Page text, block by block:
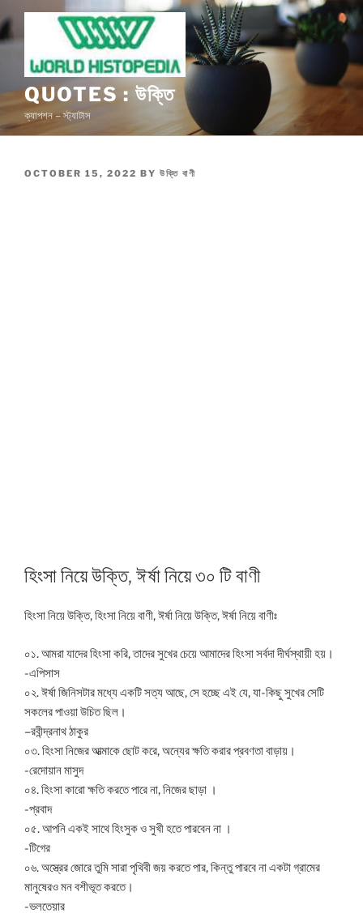
to
content
QUOTES : উক্তি
ক্যাপশন – স্ট্যাটাস
POSTED
OCTOBER 15, 2022 BY উক্তি বাণী
হিংসা নিয়ে উক্তি, ঈর্ষা নিয়ে ৩০ টি বাণী
হিংসা নিয়ে উক্তি, হিংসা নিয়ে বাণী, ঈর্ষা নিয়ে উক্তি, ঈর্ষা নিয়ে বাণীঃ
০১. আমরা যাদের হিংসা করি, তাদের সুখের চেয়ে আমাদের হিংসা সর্বদা দীর্ঘস্থায়ী হয়।
-এপিসাস
০২. ঈর্ষা জিনিসটার মধ্যে একটি সত্য আছে, সে হচ্ছে এই যে, যা-কিছু সুখের সেটি
সকলের পাওয়া উচিত ছিল।
–রবীন্দ্রনাথ ঠাকুর
০৩. হিংসা নিজের আত্মাকে ছোট করে, অন্যের ক্ষতি করার প্রবণতা বাড়ায়।
-রেদোয়ান মাসুদ
০৪. হিংসা কারো ক্ষতি করতে পারে না, নিজের ছাড়া ।
-প্রবাদ
০৫. আপনি একই সাথে হিংসুক ও সুখী হতে পারবেন না ।
-টিগের
০৬. অস্ত্রের জোরে তুমি সারা পৃথিবী জয় করতে পার, কিন্তু পারবে না একটা গ্রামের
মানুষেরও মন বশীভূত করতে।
-ভলতেয়ার